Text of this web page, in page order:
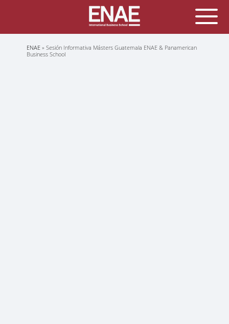
Sobrescribir
enlaces
de
ENAE
Sesión Informativa Másters Guatemala ENAE & Panamerican
Business School